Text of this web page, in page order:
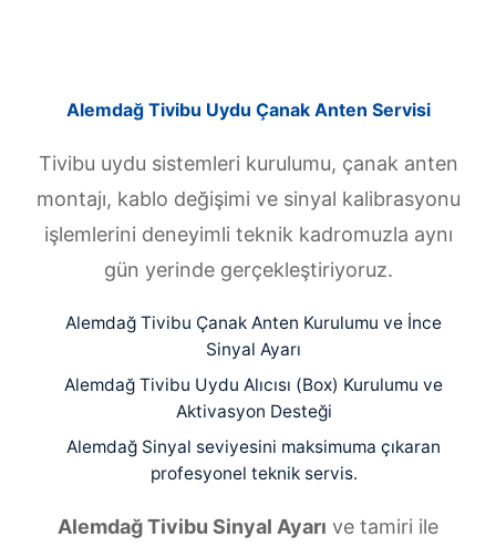
Alemdağ Tivibu Uydu Çanak Anten Servisi
Tivibu uydu sistemleri kurulumu, çanak anten
montajı, kablo değişimi ve sinyal kalibrasyonu
işlemlerini deneyimli teknik kadromuzla aynı
gün yerinde gerçekleştiriyoruz.
Alemdağ Tivibu Çanak Anten Kurulumu ve İnce
Sinyal Ayarı
Alemdağ Tivibu Uydu Alıcısı (Box) Kurulumu ve
Aktivasyon Desteği
Alemdağ Sinyal seviyesini maksimuma çıkaran
profesyonel teknik servis.
Alemdağ Tivibu Sinyal Ayarı ve tamiri ile